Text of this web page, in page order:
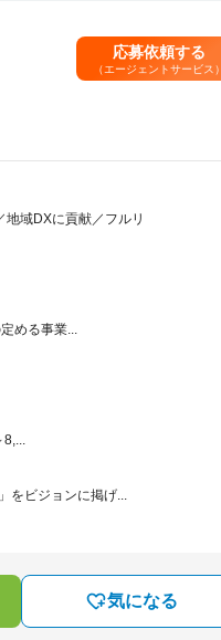
応募依頼する
（エージェントサービス）
地域DXに貢献／フルリ
める事業...
8,...
をビジョンに掲げ...
気になる